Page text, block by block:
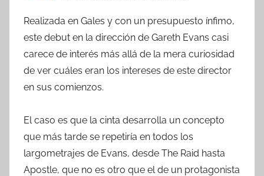
Realizada en Gales y con un presupuesto ínfimo,
este debut en la dirección de Gareth Evans casi
carece de interés más allá de la mera curiosidad
de ver cuáles eran los intereses de este director
en sus comienzos.
El caso es que la cinta desarrolla un concepto
que más tarde se repetiría en todos los
largometrajes de Evans, desde The Raid hasta
Apostle, que no es otro que el de un protagonista